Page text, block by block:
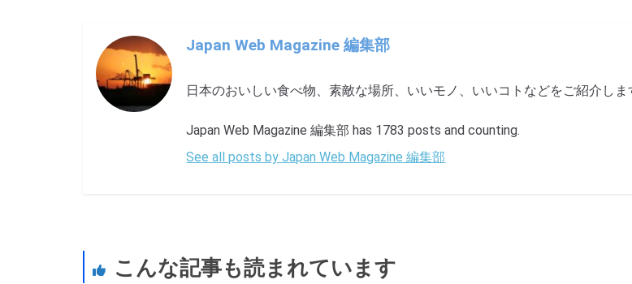
Japan Web Magazine 編集部
日本のおいしい食べ物、素敵な場所、いいモノ、いいコトなどをご紹介しま
Japan Web Magazine 編集部 has 1783 posts and counting.
See all posts by Japan Web Magazine 編集部
こんな記事も読まれています